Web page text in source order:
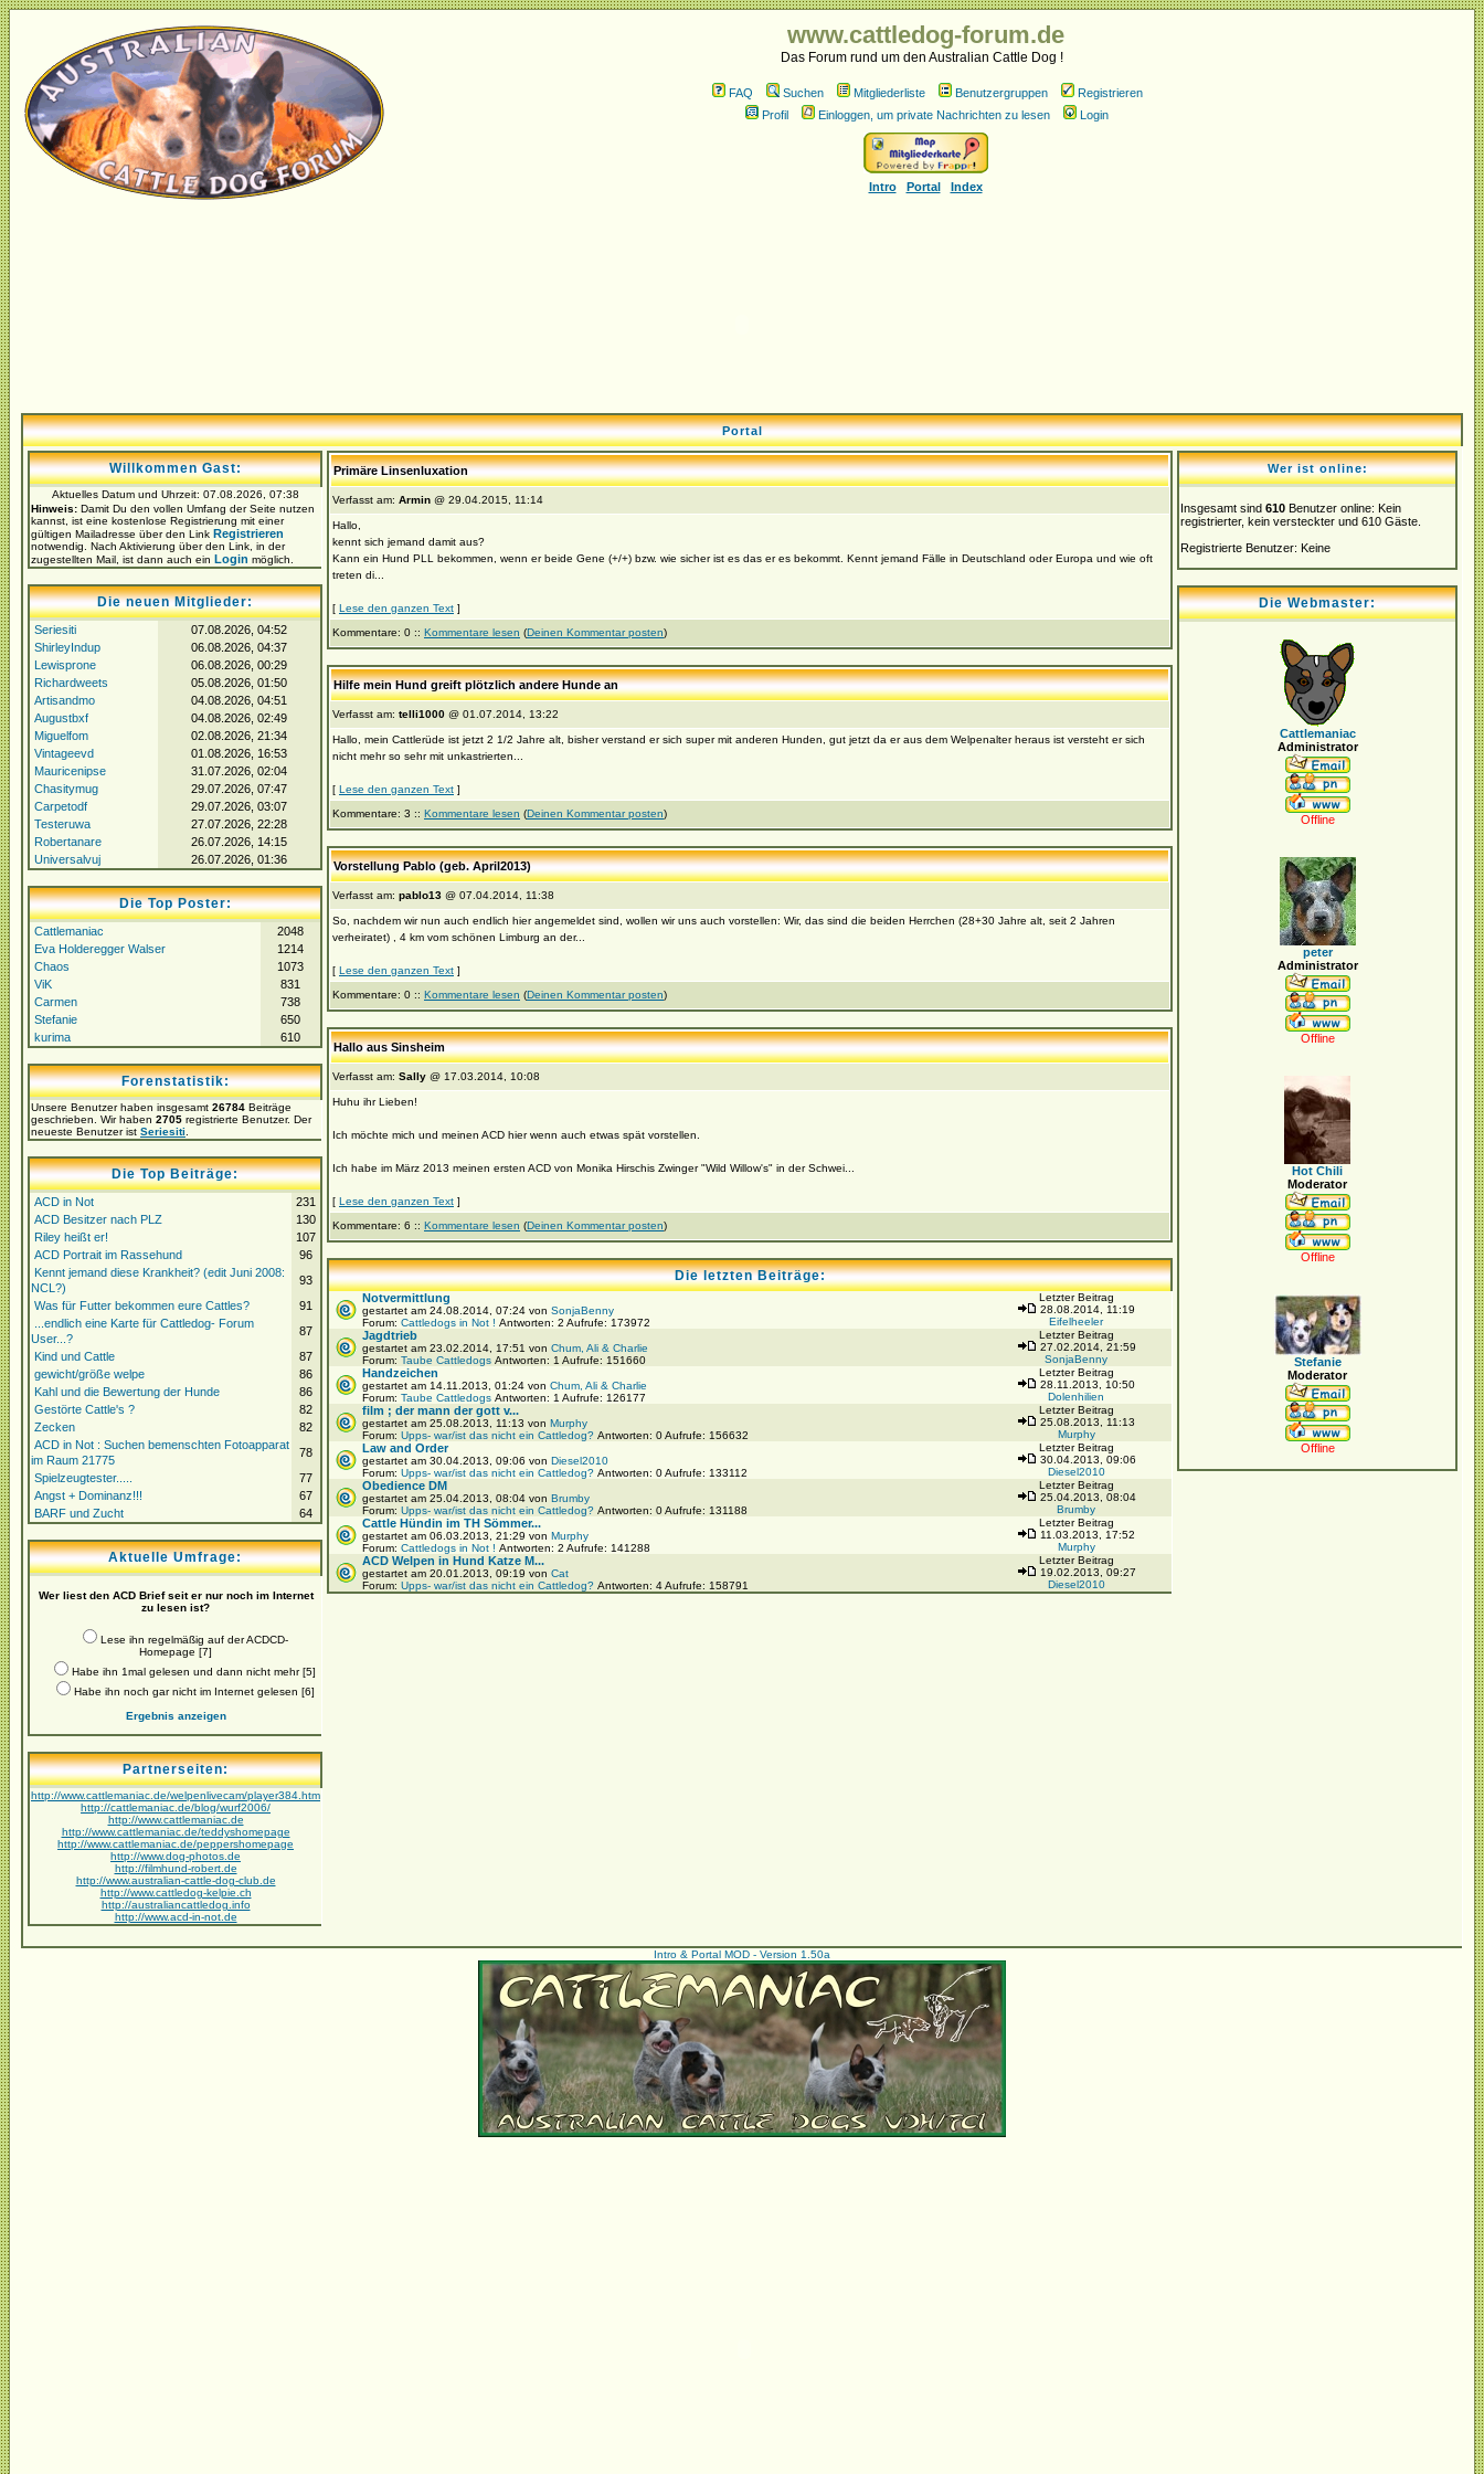
www.cattledog-forum.de
Das Forum rund um den Australian Cattle Dog !
FAQ Suchen Mitgliederliste Benutzergruppen
Registrieren
Profil
Einloggen, um private Nachrichten zu lesen Login
Intro Portal Index
Portal
Willkommen Gast:
Aktuelles Datum und Uhrzeit: 07.08.2026, 07:38
Hinweis: Damit Du den vollen Umfang der Seite nutzen
kannst, ist eine kostenlose Registrierung mit einer
gültigen Mailadresse über den Link Registrieren
notwendig. Nach Aktivierung über den Link, in der
zugestellten Mail, ist dann auch ein Login möglich.
Die neuen Mitglieder:
Seriesiti
07.08.2026, 04:52
ShirleyIndup
06.08.2026, 04:37
Lewisprone
06.08.2026, 00:29
Richardweets
05.08.2026, 01:50
Artisandmo
04.08.2026, 04:51
Augustbxf
04.08.2026, 02:49
Miguelfom
02.08.2026, 21:34
Vintageevd
01.08.2026, 16:53
Mauricenipse
31.07.2026, 02:04
Chasitymug
29.07.2026, 07:47
Carpetodf
29.07.2026, 03:07
Testeruwa
27.07.2026, 22:28
Robertanare
26.07.2026, 14:15
Universalvuj
26.07.2026, 01:36
Die Top Poster:
Cattlemaniac
2048
Eva Holderegger Walser
1214
Chaos
1073
ViK
831
Carmen
738
Stefanie
650
kurima
610
Forenstatistik:
Unsere Benutzer haben insgesamt 26784 Beiträge
geschrieben. Wir haben 2705 registrierte Benutzer. Der
neueste Benutzer ist Seriesiti
Die Top Beiträge:
ACD in Not
231
ACD Besitzer nach PLZ
130
Riley heißt er!
107
ACD Portrait im Rassehund
96
Kennt jemand diese Krankheit? (edit Juni 2008:
NCL?)
93
Was für Futter bekommen eure Cattles?
91
...endlich eine Karte für Cattledog- Forum
User...?
87
Kind und Cattle
87
gewicht/größe welpe
86
Kahl und die Bewertung der Hunde
86
Gestörte Cattle's ?
82
Zecken
82
ACD in Not : Suchen bemenschten Fotoapparat
im Raum 21775
78
Spielzeugtester.....
77
Angst + Dominanz!!!
67
BARF und Zucht
64
Aktuelle Umfrage:
Wer liest den ACD Brief seit er nur noch im Internet
zu lesen ist?
Lese ihn regelmäßig auf der ACDCD-
Homepage [7]
Habe ihn 1mal gelesen und dann nicht mehr [5]
Habe ihn noch gar nicht im Internet gelesen [6]
Ergebnis anzeigen
Partnerseiten:
http://www.cattlemaniac.de/welpenlivecam/player384.htm
http://cattlemaniac.de/blog/wurf2006/
http://www.cattlemaniac.de
http://www.cattlemaniac.de/teddyshomepage
http://www.cattlemaniac.de/peppershomepage
http://www.dog-photos.de
http://filmhund-robert.de
http://www.australian-cattle-dog-club.de
http://www.cattledog-kelpie.ch
http://australiancattledog.info
http://www.acd-in-not.de
Primäre Linsenluxation
Verfasst am: Armin @ 29.04.2015, 11:14
Hallo,
kennt sich jemand damit aus?
Kann ein Hund PLL bekommen, wenn er beide Gene (+/+) bzw. wie sicher ist es das er es bekommt. Kennt jemand Fälle in Deutschland oder Europa und wie oft
treten di...
[ Lese den ganzen Text ]
Kommentare: 0 :: Kommentare lesen (Deinen Kommentar posten)
Hilfe mein Hund greift plötzlich andere Hunde an
Verfasst am: telli1000 @ 01.07.2014, 13:22
Hallo, mein Cattlerüde ist jetzt 2 1/2 Jahre alt, bisher verstand er sich super mit anderen Hunden, gut jetzt da er aus dem Welpenalter heraus ist versteht er sich
nicht mehr so sehr mit unkastrierten...
[ Lese den ganzen Text ]
Kommentare: 3 :: Kommentare lesen (Deinen Kommentar posten)
Vorstellung Pablo (geb. April2013)
Verfasst am: pablo13 @ 07.04.2014, 11:38
So, nachdem wir nun auch endlich hier angemeldet sind, wollen wir uns auch vorstellen: Wir, das sind die beiden Herrchen (28+30 Jahre alt, seit 2 Jahren
verheiratet) , 4 km vom schönen Limburg an der...
[ Lese den ganzen Text ]
Kommentare: 0 :: Kommentare lesen (Deinen Kommentar posten)
Hallo aus Sinsheim
Verfasst am: Sally @ 17.03.2014, 10:08
Huhu ihr Lieben!
Ich möchte mich und meinen ACD hier wenn auch etwas spät vorstellen.
Ich habe im März 2013 meinen ersten ACD von Monika Hirschis Zwinger "Wild Willow's" in der Schwei...
[ Lese den ganzen Text ]
Kommentare: 6 :: Kommentare lesen (Deinen Kommentar posten)
Die letzten Beiträge:
Notvermittlung
gestartet am 24.08.2014, 07:24 von SonjaBenny
Forum: Cattledogs in Not ! Antworten: 2 Aufrufe: 173972
Letzter Beitrag
28.08.2014, 11:19
Eifelheeler
Jagdtrieb
gestartet am 23.02.2014, 17:51 von Chum, Ali & Charlie
Forum: Taube Cattledogs Antworten: 1 Aufrufe: 151660
Letzter Beitrag
27.02.2014, 21:59
SonjaBenny
Handzeichen
gestartet am 14.11.2013, 01:24 von Chum, Ali & Charlie
Forum: Taube Cattledogs Antworten: 1 Aufrufe: 126177
Letzter Beitrag
28.11.2013, 10:50
Dolenhilien
film ; der mann der gott v...
gestartet am 25.08.2013, 11:13 von Murphy
Forum: Upps- war/ist das nicht ein Cattledog? Antworten: 0 Aufrufe: 156632
Letzter Beitrag
25.08.2013, 11:13
Murphy
Law and Order
gestartet am 30.04.2013, 09:06 von Diesel2010
Forum: Upps- war/ist das nicht ein Cattledog? Antworten: 0 Aufrufe: 133112
Letzter Beitrag
30.04.2013, 09:06
Diesel2010
Obedience DM
gestartet am 25.04.2013, 08:04 von Brumby
Forum: Upps- war/ist das nicht ein Cattledog? Antworten: 0 Aufrufe: 131188
Letzter Beitrag
25.04.2013, 08:04
Brumby
Cattle Hündin im TH Sömmer...
gestartet am 06.03.2013, 21:29 von Murphy
Forum: Cattledogs in Not ! Antworten: 2 Aufrufe: 141288
Letzter Beitrag
11.03.2013, 17:52
Murphy
ACD Welpen in Hund Katze M...
gestartet am 20.01.2013, 09:19 von Cat
Forum: Upps- war/ist das nicht ein Cattledog? Antworten: 4 Aufrufe: 158791
Letzter Beitrag
19.02.2013, 09:27
Diesel2010
Wer ist online:
Insgesamt sind 610 Benutzer online: Kein
registrierter, kein versteckter und 610 Gäste.
Registrierte Benutzer: Keine
Die Webmaster:
Cattlemaniac
Administrator
Offline
peter
Administrator
Offline
Hot Chili
Moderator
Offline
Stefanie
Moderator
Offline
Intro & Portal MOD - Version 1.50a